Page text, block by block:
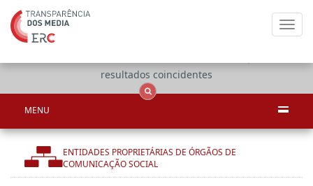
resultados coincidentes
MENU
ENTIDADES PROPRIETÁRIAS DE ÓRGÃOS DE
COMUNICAÇÃO SOCIAL